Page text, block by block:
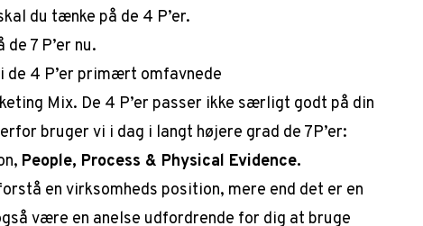
du tænke på de 4 P’er.
7 P’er nu.
de 4 P’er primært omfavnede
Mix. De 4 P’er passer ikke særligt godt på din
bruger vi i dag i langt højere grad de 7P’er:
People, Process & Physical Evidence.
en virksomheds position, mere end det er en
være en anelse udfordrende for dig at bruge